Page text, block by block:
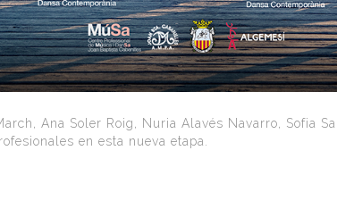
Ana Soler Roig, Nuria Alavés Navarro, Sofia
en esta nueva etapa.